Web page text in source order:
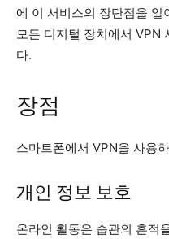
에 이 서비스의 장단점을 알
모든 디지털 장치에서 VPN
다.
장점
스마트폰에서 VPN을 사용
개인 정보 보호
온라인 활동은 습관의 흔적